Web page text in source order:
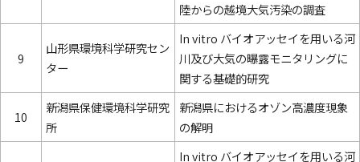
陸からの越境大気汚染の調査
9
山形県環境科学研究セン
ター
In vitro バイオアッセイを用いる河
川及び大気の曝露モニタリングに
関する基礎的研究
10
新潟県保健環境科学研究
所
新潟県におけるオゾン高濃度現象
の解明
In vitro バイオアッセイを用いる河